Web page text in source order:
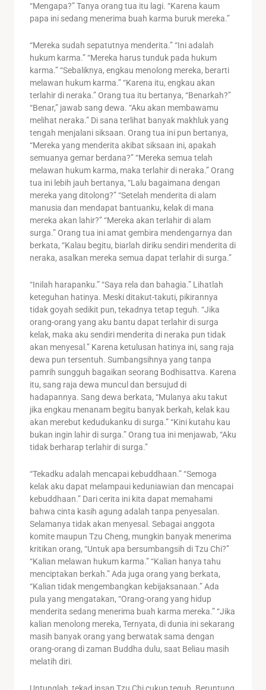
“Mengapa?” Tanya orang tua itu lagi. “Karena kaum
papa ini sedang menerima buah karma buruk mereka.”
“Mereka sudah sepatutnya menderita.” “Ini adalah
hukum karma.” “Mereka harus tunduk pada hukum
karma.” “Sebaliknya, engkau menolong mereka, berarti
melawan hukum karma.” “Karena itu, engkau akan
terlahir di neraka.” Orang tua itu bertanya, “Benarkah?”
“Benar,” jawab sang dewa. “Aku akan membawamu
melihat neraka.” Di sana terlihat banyak makhluk yang
tengah menjalani siksaan. Orang tua ini pun bertanya,
“Mereka yang menderita akibat siksaan ini, apakah
semuanya gemar berdana?” “Mereka semua telah
melawan hukum karma, maka terlahir di neraka.” Orang
tua ini lebih jauh bertanya, “Lalu bagaimana dengan
mereka yang ditolong?” “Setelah menderita di alam
manusia dan mendapat bantuanku, kelak di mana
mereka akan lahir?” “Mereka akan terlahir di alam
surga.” Orang tua ini amat gembira mendengarnya dan
berkata, “Kalau begitu, biarlah diriku sendiri menderita di
neraka, asalkan mereka semua dapat terlahir di surga.”
“Inilah harapanku.” “Saya rela dan bahagia.” Lihatlah
keteguhan hatinya. Meski ditakut-takuti, pikirannya
tidak goyah sedikit pun, tekadnya tetap teguh. “Jika
orang-orang yang aku bantu dapat terlahir di surga
kelak, maka aku sendiri menderita di neraka pun tidak
akan menyesal.” Karena ketulusan hatinya ini, sang raja
dewa pun tersentuh. Sumbangsihnya yang tanpa
pamrih sungguh bagaikan seorang Bodhisattva. Karena
itu, sang raja dewa muncul dan bersujud di
hadapannya. Sang dewa berkata, “Mulanya aku takut
jika engkau menanam begitu banyak berkah, kelak kau
akan merebut kedudukanku di surga.” “Kini kutahu kau
bukan ingin lahir di surga.” Orang tua ini menjawab, “Aku
tidak berharap terlahir di surga.”
“Tekadku adalah mencapai kebuddhaan.” “Semoga
kelak aku dapat melampaui keduniawian dan mencapai
kebuddhaan.” Dari cerita ini kita dapat memahami
bahwa cinta kasih agung adalah tanpa penyesalan.
Selamanya tidak akan menyesal. Sebagai anggota
komite maupun Tzu Cheng, mungkin banyak menerima
kritikan orang, “Untuk apa bersumbangsih di Tzu Chi?”
“Kalian melawan hukum karma.” “Kalian hanya tahu
menciptakan berkah.” Ada juga orang yang berkata,
“Kalian tidak mengembangkan kebijaksanaan.” Ada
pula yang mengatakan, “Orang-orang yang hidup
menderita sedang menerima buah karma mereka.” “Jika
kalian menolong mereka, Ternyata, di dunia ini sekarang
masih banyak orang yang berwatak sama dengan
orang-orang di zaman Buddha dulu, saat Beliau masih
melatih diri.
Untunglah, tekad insan Tzu Chi cukup teguh. Beruntung,